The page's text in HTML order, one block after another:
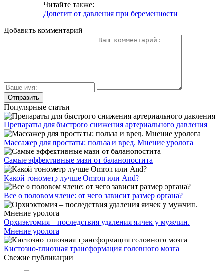
Читайте также:
Допегит от давления при беременности
Добавить комментарий
Популярные статьи
Препараты для быстрого снижения артериального давления
Массажер для простаты: польза и вред. Мнение уролога
Самые эффективные мази от баланопостита
Какой тонометр лучше Omron или And?
Все о половом члене: от чего зависит размер органа?
Орхиэктомия – последствия удаления яичек у мужчин.
Мнение уролога
Кистозно-глиозная трансформация головного мозга
Свежие публикации